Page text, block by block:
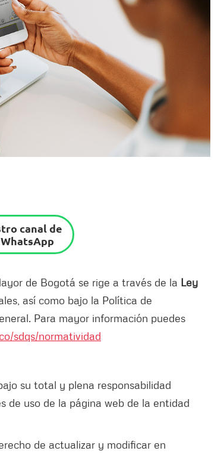
canal de
de Bogotá se rige a través de la Ley
así como bajo la Política de
Para mayor información puedes
sdqs/normatividad
su total y plena responsabilidad
de uso de la página web de la entidad
de actualizar y modificar en